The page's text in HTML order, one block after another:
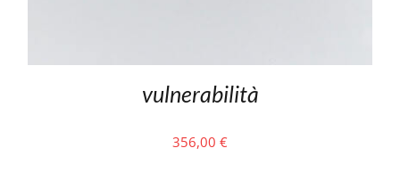
vulnerabilità
356,00 €